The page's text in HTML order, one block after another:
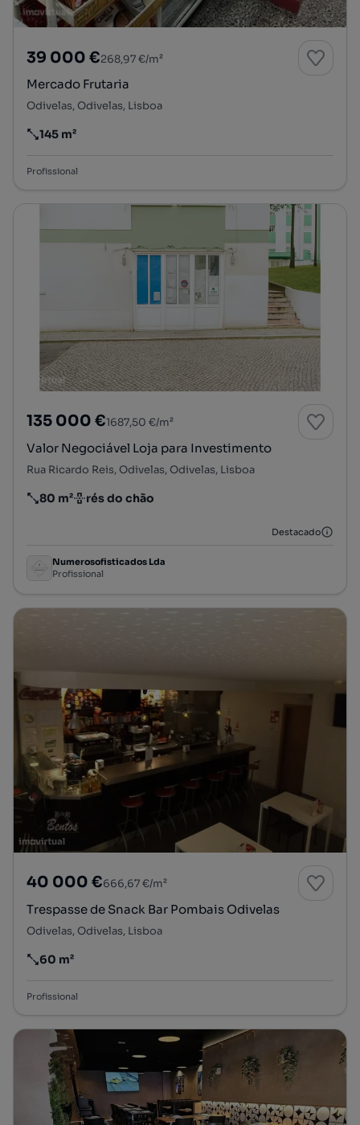
39 000 €268,97 €/m²
Mercado Frutaria
Odivelas, Odivelas, Lisboa
Preço por metro quadrado
145 m²
Profissional
135 000 €1687,50 €/m²
Valor Negociável Loja para Investimento
Rua Ricardo Reis, Odivelas, Odivelas, Lisboa
Preço por metro quadrado
80 m²
Andar rés do chão
Destacado
Numerosofisticados Lda
Profissional
40 000 €666,67 €/m²
Trespasse de Snack Bar Pombais Odivelas
Odivelas, Odivelas, Lisboa
Preço por metro quadrado
60 m²
Profissional